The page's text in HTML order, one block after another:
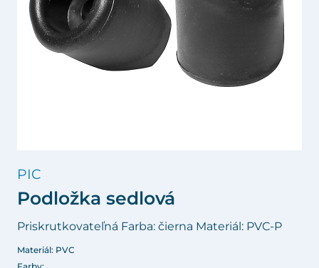
PIC
Podložka sedlová
Priskrutkovateľná Farba: čierna Materiál: PVC-P
Materiál: PVC